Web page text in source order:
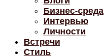
Бизнес-среда
Интервью
Личности
Встречи
Стиль